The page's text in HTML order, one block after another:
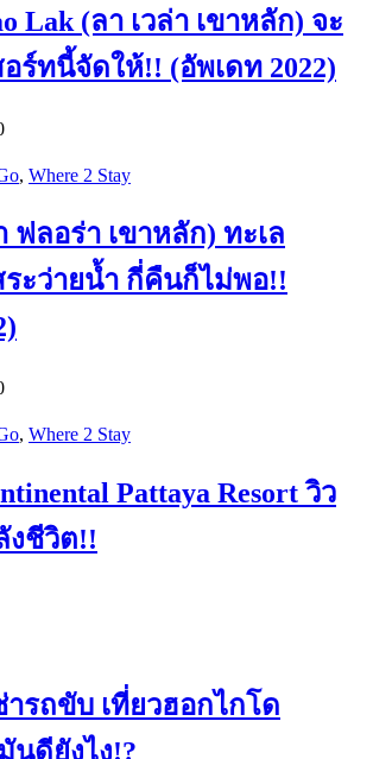
Lak (ลา เวล่า เขาหลัก) จะ
ร์ทนี้จัดให้!! (อัพเดท 2022)
, Where 2 Stay
ฟลอร่า เขาหลัก) ทะเล
ะว่ายน้ำ กี่คืนก็ไม่พอ!!
, Where 2 Stay
Pattaya Resort วิว
งชีวิต!!
ารถขับ เที่ยวฮอกไกโด
นดียังไง!?